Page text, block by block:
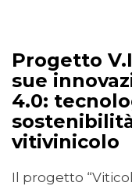
21/06/2023
Progetto
sue
4.0:
vitivinicolo
Il progetto